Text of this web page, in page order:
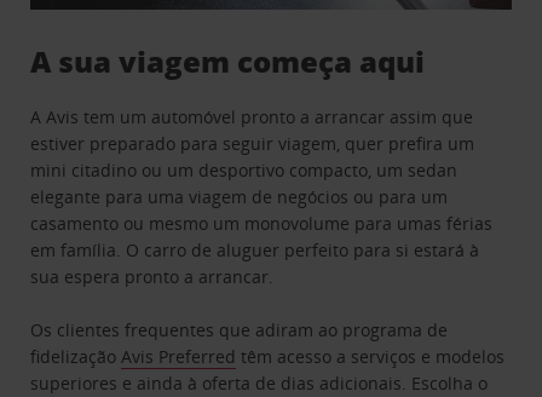
A sua viagem começa aqui
A Avis tem um automóvel pronto a arrancar assim que
estiver preparado para seguir viagem, quer prefira um
mini citadino ou um desportivo compacto, um sedan
elegante para uma viagem de negócios ou para um
casamento ou mesmo um monovolume para umas férias
em família. O carro de aluguer perfeito para si estará à
sua espera pronto a arrancar.
Os clientes frequentes que adiram ao programa de
fidelizaçãoAvis Preferred têm acesso a serviços e modelos
superiores e ainda à oferta de dias adicionais. Escolha o